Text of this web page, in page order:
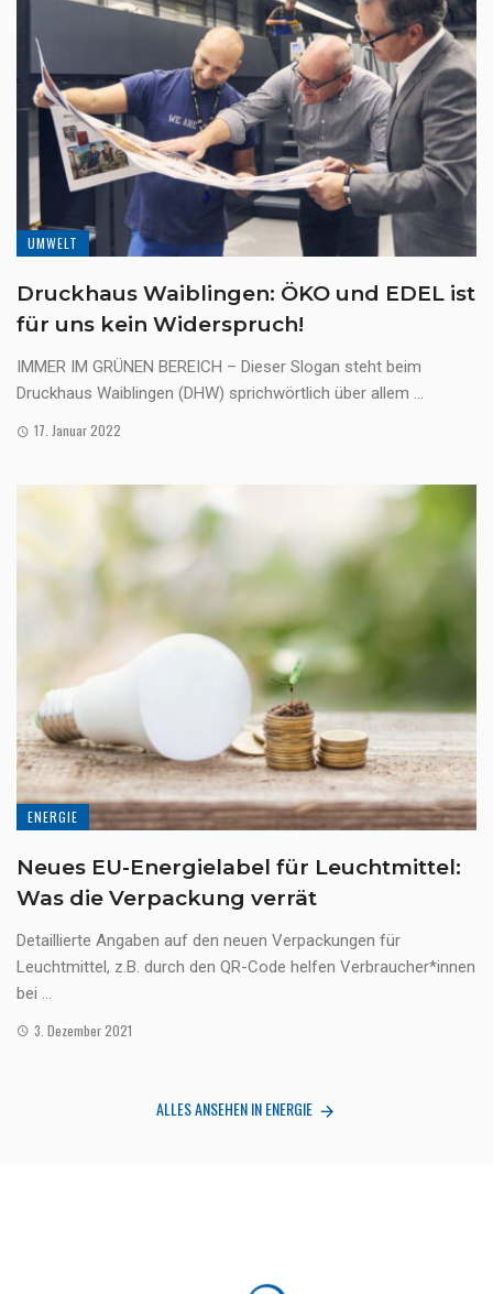
UMWELT
Druckhaus Waiblingen: ÖKO und EDEL ist
für uns kein Widerspruch!
IMMER IM GRÜNEN BEREICH – Dieser Slogan steht beim
Druckhaus Waiblingen (DHW) sprichwörtlich über allem ...
17. Januar 2022
ENERGIE
Neues EU-Energielabel für Leuchtmittel:
Was die Verpackung verrät
Detaillierte Angaben auf den neuen Verpackungen für
Leuchtmittel, z.B. durch den QR-Code helfen Verbraucher*innen
bei ...
3. Dezember 2021
ALLES ANSEHEN IN ENERGIE